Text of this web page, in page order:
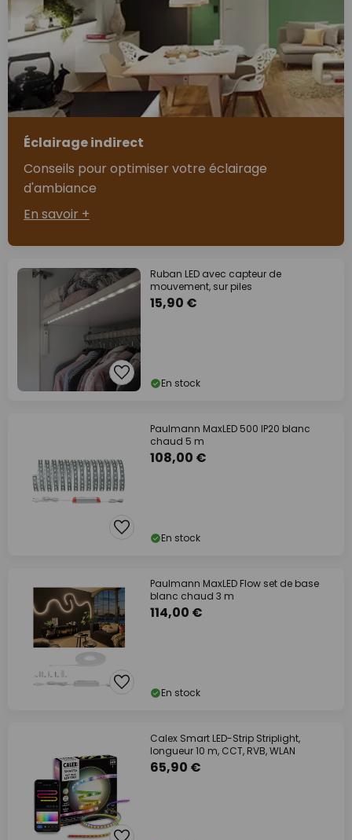
Éclairage indirect
Conseils pour optimiser votre éclairage
d'ambiance
En savoir +
Ruban LED avec capteur de
mouvement, sur piles
15,90 €
En stock
Paulmann MaxLED 500 IP20 blanc
chaud 5 m
108,00 €
En stock
Paulmann MaxLED Flow set de base
blanc chaud 3 m
114,00 €
En stock
Calex Smart LED-Strip Striplight,
longueur 10 m, CCT, RVB, WLAN
65,90 €